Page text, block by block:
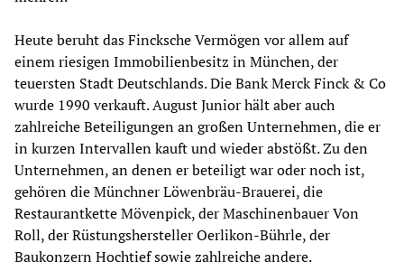
Heute beruht das Fincksche Vermögen vor allem auf
einem riesigen Immobilienbesitz in München, der
teuersten Stadt Deutschlands. Die Bank Merck Finck & Co
wurde 1990 verkauft. August Junior hält aber auch
zahlreiche Beteiligungen an großen Unternehmen, die er
in kurzen Intervallen kauft und wieder abstößt. Zu den
Unternehmen, an denen er beteiligt war oder noch ist,
gehören die Münchner Löwenbräu-Brauerei, die
Restaurantkette Mövenpick, der Maschinenbauer Von
Roll, der Rüstungshersteller Oerlikon-Bührle, der
Baukonzern Hochtief sowie zahlreiche andere.